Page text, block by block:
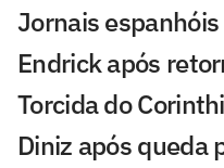
Jornais
Endrick após
Torcida do
Diniz após queda